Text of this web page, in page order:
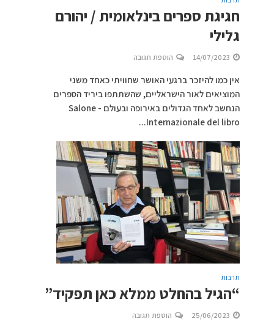
חגיגת ספרים בינלאומית / יהורם
גלילי
14/07/2023 הוספת תגובה
אין כמו להיזכר ברגעי האושר שחוויתי כאחד משני
המוציאים לאור הישראליים, שהשתתפו ביריד הספרים
הנחשב לאחד הגדולים באירופה ובעולם - Salone
Internazionale del libro...
תרבות
“הגיל בהחלט ממלא כאן תפקיד”
25/06/2023 הוספת תגובה